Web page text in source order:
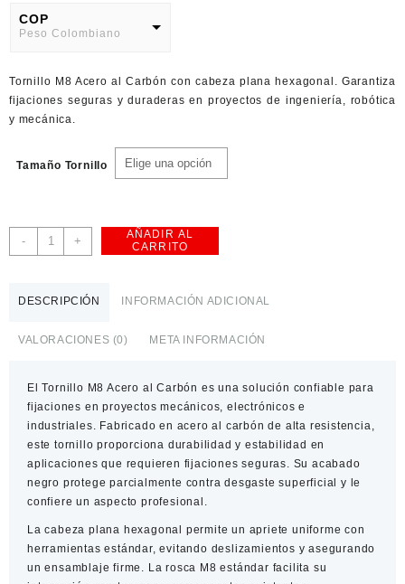
hasta
$ 5.000,0
COP
Peso Colombiano
American Dollar
Tornillo M8 Acero al Carbón con cabeza plana hexagonal. Garantiza
fijaciones seguras y duraderas en proyectos de ingeniería, robótica
y mecánica.
Tamaño Tornillo
-
Tornillo
M8
cantidad
+
AÑADIR AL
CARRITO
DESCRIPCIÓN INFORMACIÓN ADICIONAL
VALORACIONES (0) META INFORMACIÓN
ElTornillo M8 Acero al Carbón es una solución confiable para
fijaciones en proyectos mecánicos, electrónicos e
industriales. Fabricado en acero al carbón de alta resistencia,
este tornillo proporciona durabilidad y estabilidad en
aplicaciones que requieren fijaciones seguras. Su acabado
negro protege parcialmente contra desgaste superficial y le
confiere un aspecto profesional.
La cabeza plana hexagonal permite un apriete uniforme con
herramientas estándar, evitando deslizamientos y asegurando
un ensamblaje firme. La rosca M8 estándar facilita su